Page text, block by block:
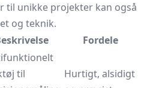
til unikke projekter kan også
og teknik.
Fordele
til
Hurtigt, alsidigt